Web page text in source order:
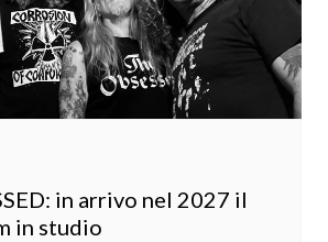
in arrivo nel 2027 il
in studio